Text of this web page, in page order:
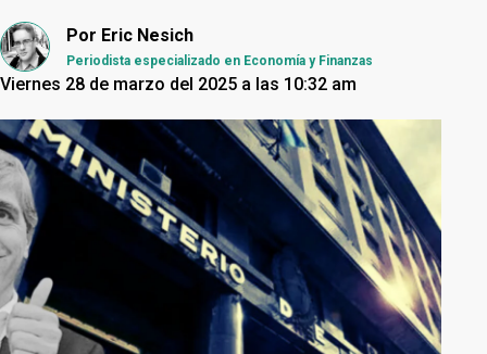
Por Eric Nesich
Periodista especializado en Economía y Finanzas
Viernes 28 de marzo del 2025 a las 10:32 am